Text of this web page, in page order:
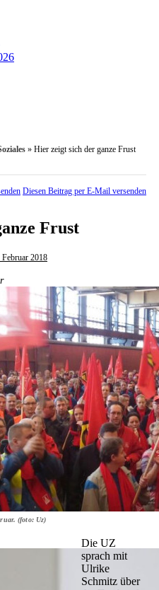
» Hier zeigt sich der ganze Frust
Diesen Beitrag per E-Mail versenden
Frust
2018
(foto: Uz)
Die UZ
sprach mit
Ulrike
Schmitz über